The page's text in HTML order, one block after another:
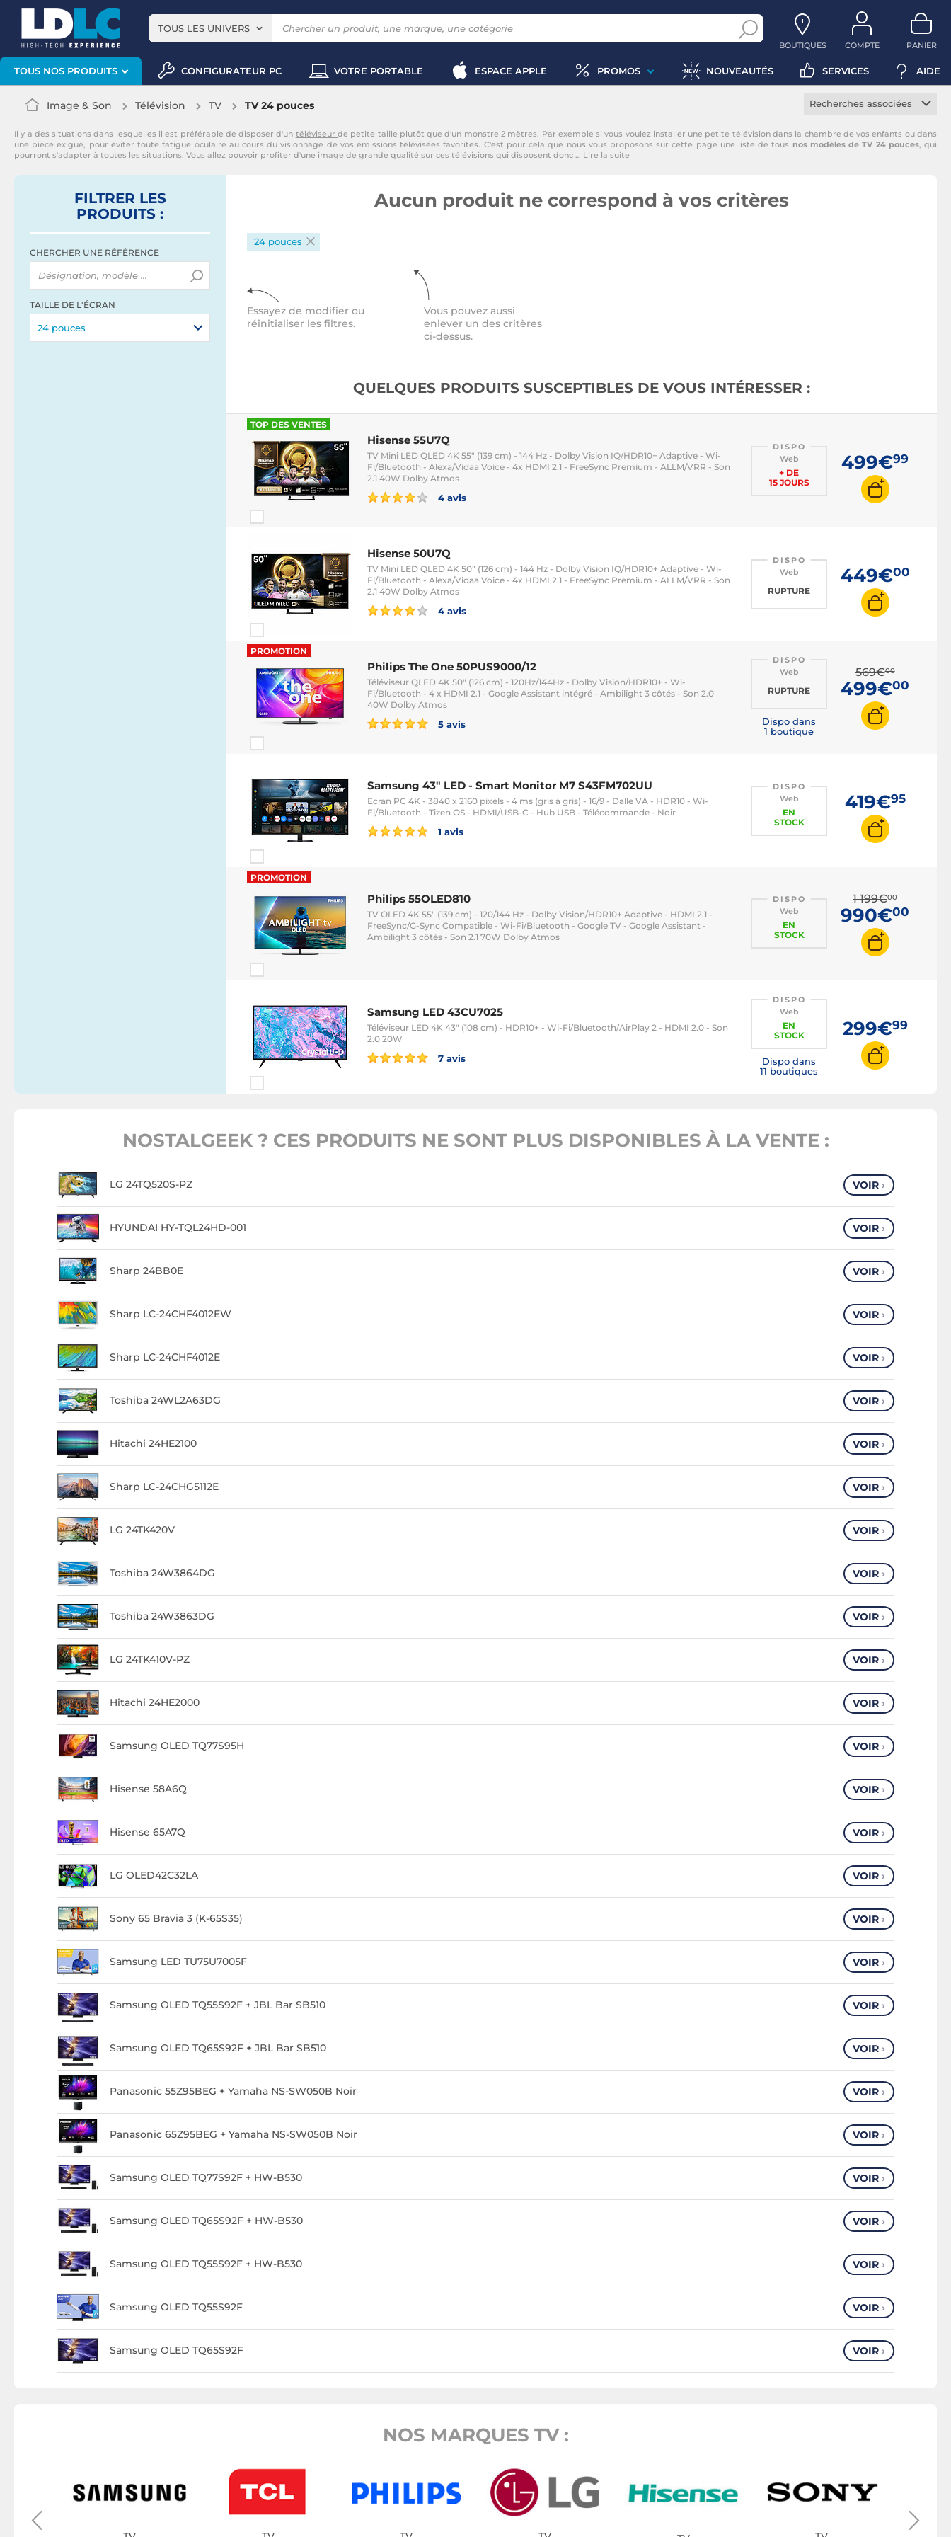
TOUS LES UNIVERS
BOUTIQUES COMPTE PANIER
TOUS NOS PRODUITS CONFIGURATEUR PC VOTRE PORTABLE ESPACE APPLE PROMOS NOUVEAUTÉS SERVICES AIDE
Image & Son Télévision TV TV 24 pouces
Recherches associées
TV 40 pouces
TV QLED
TV connectée
TV Bluetooth
Il y a des situations dans lesquelles il est préférable de disposer d'un téléviseur de petite taille plutôt que d'un monstre 2 mètres. Par exemple si vous voulez installer une petite télévision dans la chambre de vos enfants ou dans
une pièce exiguë, pour éviter toute fatigue oculaire au cours du visionnage de vos émissions télévisées favorites. C'est pour cela que nous vous proposons sur cette page une liste de tous nos modèles de TV 24 pouces, qui
pourront s'adapter à toutes les situations. Vous allez pouvoir profiter d'une image de grande qualité sur ces télévisions qui disposent donc … Lire la suite
FILTRER LES
PRODUITS :
CHERCHER UNE RÉFÉRENCE
TAILLE DE L'ÉCRAN
24 pouces
Aucun produit ne correspond à vos critères
24 pouces
Vous pouvez aussi
enlever un des critères
ci-dessus.
Essayez de modifier ou
réinitialiser les filtres.
QUELQUES PRODUITS SUSCEPTIBLES DE VOUS INTÉRESSER :
TOP DES VENTES
Hisense 55U7Q
TV Mini LED QLED 4K 55" (139 cm) - 144 Hz - Dolby Vision IQ/HDR10+ Adaptive - Wi-
Fi/Bluetooth - Alexa/Vidaa Voice - 4x HDMI 2.1 - FreeSync Premium - ALLM/VRR - Son
2.1 40W Dolby Atmos
4 avis
DISPO
Web
+ DE
15 JOURS
499€99
Hisense 50U7Q
TV Mini LED QLED 4K 50" (126 cm) - 144 Hz - Dolby Vision IQ/HDR10+ Adaptive - Wi-
Fi/Bluetooth - Alexa/Vidaa Voice - 4x HDMI 2.1 - FreeSync Premium - ALLM/VRR - Son
2.1 40W Dolby Atmos
4 avis
DISPO
Web
RUPTURE
449€00
PROMOTION
Philips The One 50PUS9000/12
Téléviseur QLED 4K 50" (126 cm) - 120Hz/144Hz - Dolby Vision/HDR10+ - Wi-
Fi/Bluetooth - 4 x HDMI 2.1 - Google Assistant intégré - Ambilight 3 côtés - Son 2.0
40W Dolby Atmos
5 avis
DISPO
Web
RUPTURE
Dispo dans
1 boutique
569€00
499€00
Samsung 43" LED - Smart Monitor M7 S43FM702UU
Ecran PC 4K - 3840 x 2160 pixels - 4 ms (gris à gris) - 16/9 - Dalle VA - HDR10 - Wi-
Fi/Bluetooth - Tizen OS - HDMI/USB-C - Hub USB - Télécommande - Noir
1 avis
DISPO
Web
EN
STOCK
419€95
PROMOTION
Philips 55OLED810
TV OLED 4K 55" (139 cm) - 120/144 Hz - Dolby Vision/HDR10+ Adaptive - HDMI 2.1 -
FreeSync/G-Sync Compatible - Wi-Fi/Bluetooth - Google TV - Google Assistant -
Ambilight 3 côtés - Son 2.1 70W Dolby Atmos
DISPO
Web
EN
STOCK
1 199€00
990€00
Samsung LED 43CU7025
Téléviseur LED 4K 43" (108 cm) - HDR10+ - Wi-Fi/Bluetooth/AirPlay 2 - HDMI 2.0 - Son
2.0 20W
7 avis
DISPO
Web
EN
STOCK
Dispo dans
11 boutiques
299€99
NOSTALGEEK ? CES PRODUITS NE SONT PLUS DISPONIBLES À LA VENTE :
LG 24TQ520S-PZ VOIR ›
HYUNDAI HY-TQL24HD-001 VOIR ›
Sharp 24BB0E VOIR ›
Sharp LC-24CHF4012EW VOIR ›
Sharp LC-24CHF4012E VOIR ›
Toshiba 24WL2A63DG VOIR ›
Hitachi 24HE2100 VOIR ›
Sharp LC-24CHG5112E VOIR ›
LG 24TK420V VOIR ›
Toshiba 24W3864DG VOIR ›
Toshiba 24W3863DG VOIR ›
LG 24TK410V-PZ VOIR ›
Hitachi 24HE2000 VOIR ›
Samsung OLED TQ77S95H VOIR ›
Hisense 58A6Q VOIR ›
Hisense 65A7Q VOIR ›
LG OLED42C32LA VOIR ›
Sony 65 Bravia 3 (K-65S35) VOIR ›
Samsung LED TU75U7005F VOIR ›
Samsung OLED TQ55S92F + JBL Bar SB510 VOIR ›
Samsung OLED TQ65S92F + JBL Bar SB510 VOIR ›
Panasonic 55Z95BEG + Yamaha NS-SW050B Noir VOIR ›
Panasonic 65Z95BEG + Yamaha NS-SW050B Noir VOIR ›
Samsung OLED TQ77S92F + HW-B530 VOIR ›
Samsung OLED TQ65S92F + HW-B530 VOIR ›
Samsung OLED TQ55S92F + HW-B530 VOIR ›
Samsung OLED TQ55S92F VOIR ›
Samsung OLED TQ65S92F VOIR ›
NOS MARQUES TV :